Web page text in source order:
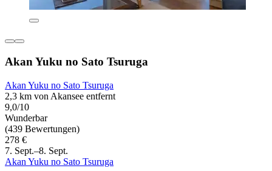
Akan Yuku no Sato Tsuruga
Akan Yuku no Sato Tsuruga
2,3 km von Akansee entfernt
9,0/10
Wunderbar
(439 Bewertungen)
278 €
7. Sept.–8. Sept.
Akan Yuku no Sato Tsuruga